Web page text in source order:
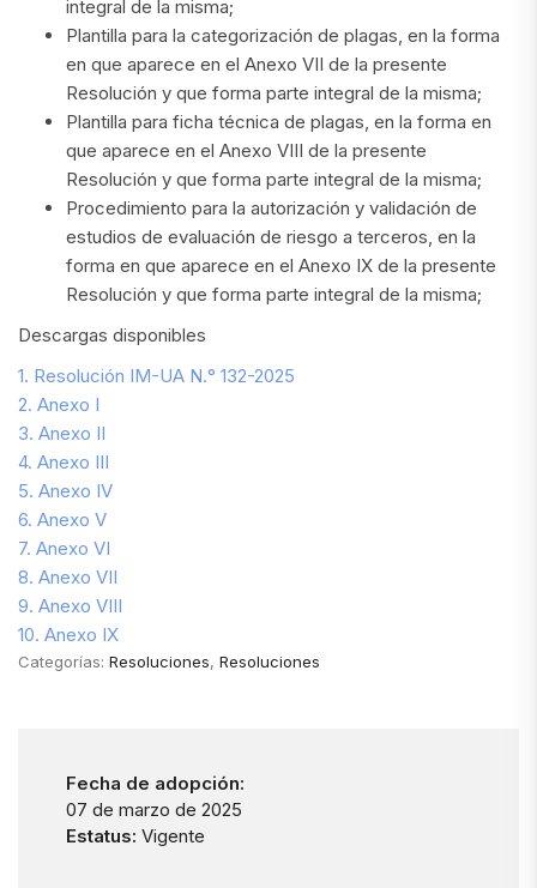
integral de la misma;
Plantilla para la categorización de plagas, en la forma
en que aparece en el Anexo VII de la presente
Resolución y que forma parte integral de la misma;
Plantilla para ficha técnica de plagas, en la forma en
que aparece en el Anexo VIII de la presente
Resolución y que forma parte integral de la misma;
Procedimiento para la autorización y validación de
estudios de evaluación de riesgo a terceros, en la
forma en que aparece en el Anexo IX de la presente
Resolución y que forma parte integral de la misma;
Descargas disponibles
1. Resolución IM-UA N.° 132-2025
2. Anexo I
3. Anexo II
4. Anexo III
5. Anexo IV
6. Anexo V
7. Anexo VI
8. Anexo VII
9. Anexo VIII
10. Anexo IX
Categorías: Resoluciones, Resoluciones
Fecha de adopción:
07 de marzo de 2025
Estatus: Vigente